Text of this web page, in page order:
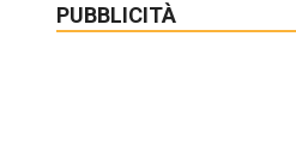
PUBBLICITÀ